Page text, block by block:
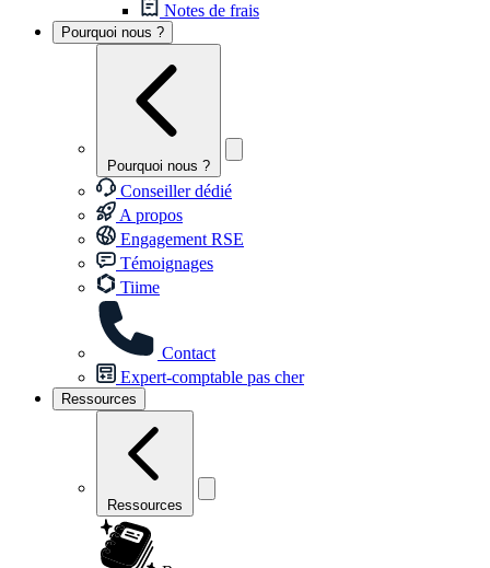
Notes de frais
Pourquoi nous ?
Pourquoi nous ?
Conseiller dédié
A propos
Engagement RSE
Témoignages
Tiime
Contact
Expert-comptable pas cher
Ressources
Ressources